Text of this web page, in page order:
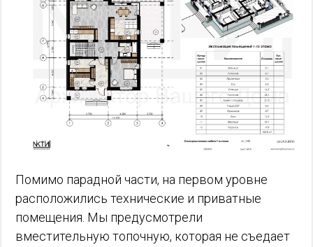
Помимо парадной части, на первом уровне
расположились технические и приватные
помещения. Мы предусмотрели
вместительную топочную, которая не съедает